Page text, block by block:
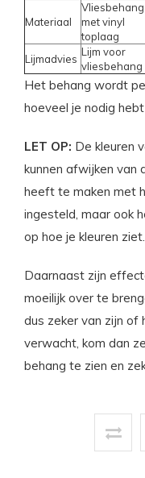
Materiaal
Vliesbehang
met vinyl
toplaag
Lijmadvies
Lijm voor
vliesbehang
Het behang wordt
hoeveel je nodig
LET OP: De kleuren
kunnen afwijken van
heeft te maken met
ingesteld, maar ook
op hoe je kleuren ziet.
Daarnaast zijn
moeilijk over te
dus zeker van zijn
verwacht, kom dan
behang te zien en